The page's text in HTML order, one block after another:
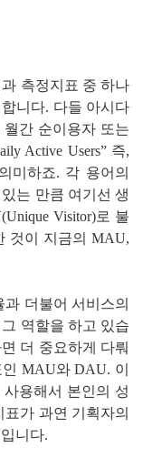
측정지표 중 하나
니다. 다들 아시다
월간 순이용자 또는
Active Users” 즉,
미하죠. 각 용어의
는 만큼 여기선 생
Visitor)로 불
것이 지금의 MAU,
더불어 서비스의
역할을 하고 있습
더 중요하게 다뤄
MAU와 DAU. 이
용해서 본인의 성
가 과연 기획자의
니다.